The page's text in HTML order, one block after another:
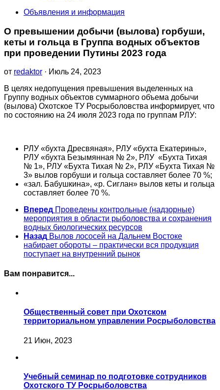
Объявления и информация
О превышении добычи (вылова) горбуши,
кеты и гольца в Группа водных объектов
при проведении Путины 2023 года
от redaktor · Июль 24, 2023
В целях недопущения превышения выделенных на
Группу водных объектов суммарного объема добычи
(вылова) Охотское ТУ Росрыболовства информирует, что
по состоянию на 24 июля 2023 года по группам РЛУ:
РЛУ «бухта Дресвяная», РЛУ «бухта Екатерины»,
РЛУ «бухта Безымянная № 2», РЛУ «Бухта Тихая
№ 1», РЛУ «Бухта Тихая № 2», РЛУ «Бухта Тихая №
3» вылов горбуши и гольца составляет более 70 %;
«зал. Бабушкина», «р. Сиглан» вылов кеты и гольца
составляет более 70 %.
Вперед Проведены контрольные (надзорные)
мероприятия в области рыболовства и сохранения
водных биологических ресурсов
Назад Вылов лососей на Дальнем Востоке
набирает обороты – практически вся продукция
поступает на внутренний рынок
Вам понравится...
Общественный совет при Охотском
территориальном управлении Росрыболовства
21 Июн, 2023
Учебный семинар по подготовке сотрудников
Охотского ТУ Росрыболовства